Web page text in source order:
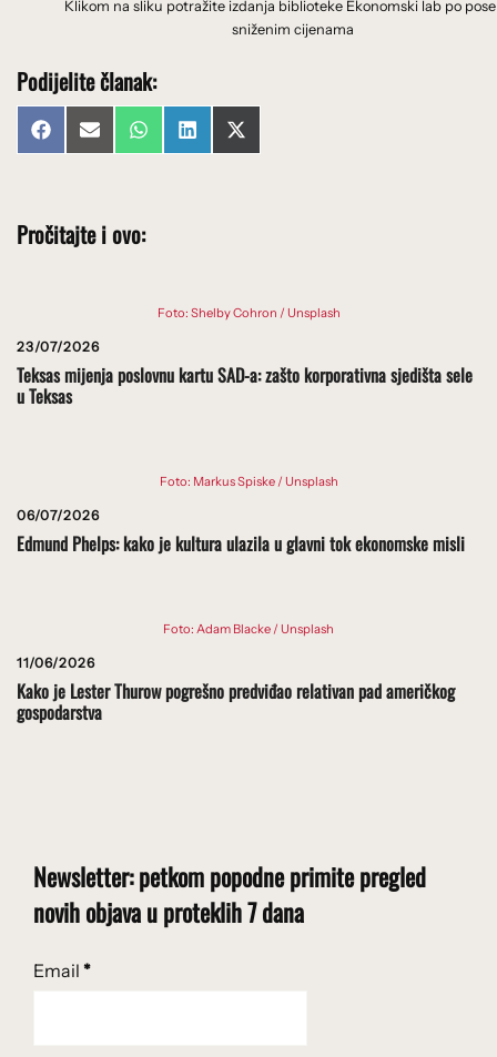
Klikom na sliku potražite izdanja biblioteke Ekonomski lab po
sniženim cijenama
Podijelite članak:
Share
on
FacebookShare
on
Email Share
on
WhatsAppShare
on
LinkedInShare
on
X
(Twitter)
Pročitajte i ovo:
Foto: Shelby Cohron / Unsplash
23/07/2026
Teksas mijenja poslovnu kartu SAD-a: zašto korporativna sjedišta sele
u Teksas
Foto: Markus Spiske / Unsplash
06/07/2026
Edmund Phelps: kako je kultura ulazila u glavni tok ekonomske misli
Foto: Adam Blacke / Unsplash
11/06/2026
Kako je Lester Thurow pogrešno predviđao relativan pad američkog
gospodarstva
Newsletter: petkom popodne primite pregled
novih objava u proteklih 7 dana
Email *